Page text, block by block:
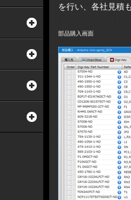
を行い、各社見積
部品購入画面